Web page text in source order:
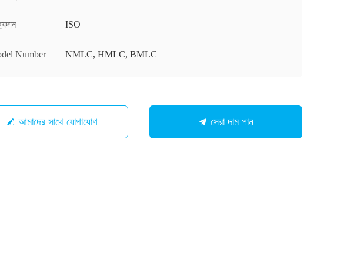
ISO
Number NMLC, HMLC, BMLC
আমাদের সাথে যোগাযোগ সেরা দাম পান